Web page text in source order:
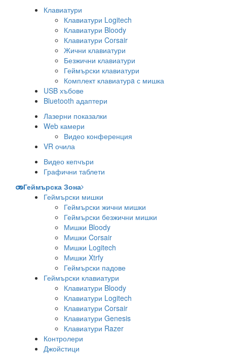
Клавиатури
Клавиатури Logitech
Клавиатури Bloody
Клавиатури Corsair
Жични клавиатури
Безжични клавиатури
Геймърски клавиатури
Комплект клавиатурa с мишка
USB хъбове
Bluetooth адаптери
Лазерни показалки
Web камери
Видео конференция
VR очила
Видео кепчъри
Графични таблети
Геймърска Зона
Геймърски мишки
Геймърски жични мишки
Геймърски безжични мишки
Мишки Bloody
Мишки Corsair
Мишки Logitech
Мишки Xtrfy
Геймърски падове
Геймърски клавиатури
Клавиатури Bloody
Клавиатури Logitech
Клавиатури Corsair
Клавиатури Genesis
Клавиатури Razer
Контролери
Джойстици